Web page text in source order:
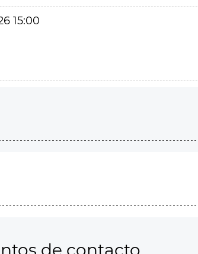
15:00
de contacto